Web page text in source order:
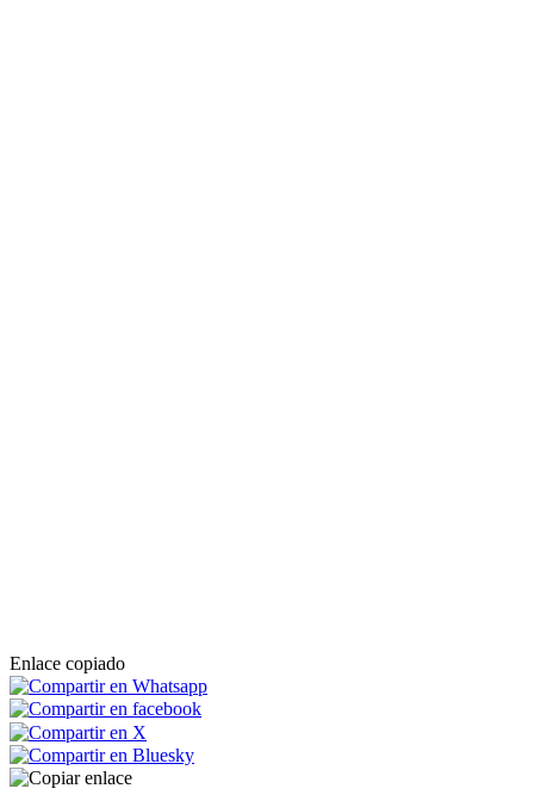
Enlace copiado